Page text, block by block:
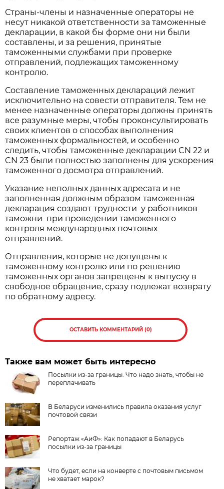
Страны-члены и назначенные операторы не
несут никакой ответственности за таможенные
декларации, в какой бы форме они ни были
составлены, и за решения, принятые
таможенными службами при проверке
отправлений, подлежащих таможенному
контролю.
Составление таможенных деклараций лежит
исключительно на совести отправителя. Тем не
менее назначенные операторы должны принять
все разумные меры, чтобы проконсультировать
своих клиентов о способах выполнения
таможенных формальностей, и особенно
следить, чтобы таможенные декларации CN 22 и
CN 23 были полностью заполнены для ускорения
таможенного досмотра отправлений.
Указание неполных данных адресата и не
заполненная должным образом таможенная
декларация создают трудности у работников
таможни при проведении таможенного
контроля международных почтовых
отправлений.
Отправления, которые не допущены к
таможенному контролю или по решению
таможенных органов запрещены к выпуску в
свободное обращение, сразу подлежат возврату
по обратному адресу.
ОСТАВИТЬ КОММЕНТАРИЙ (0)
Также вам может быть интересно
Посылки из-за границы. Что надо знать, чтобы не
переплачивать
В Беларуси изменились правила оказания услуг
почтовой связи
Репортаж «АиФ»: Как попадают в Беларусь
посылки из-за границы
Что будет, если на конверте с почтовым письмом
не хватает марок?